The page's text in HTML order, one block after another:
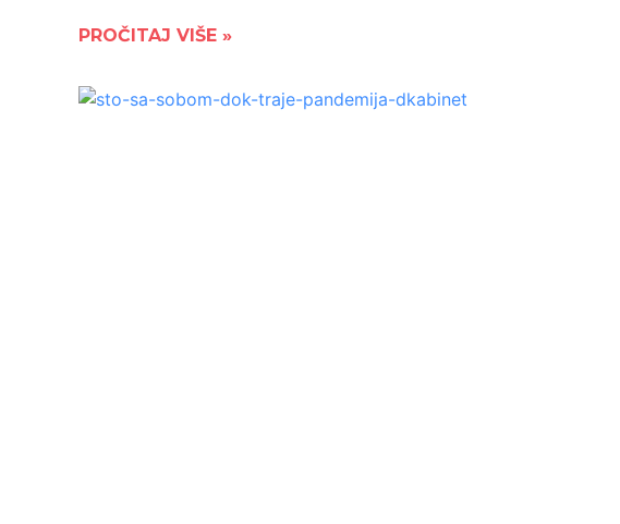
PROČITAJ VIŠE »